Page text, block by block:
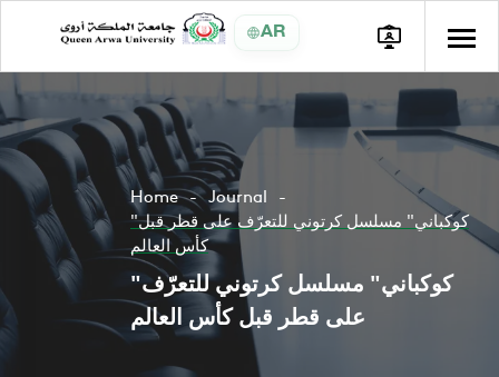
AR
Home
Journal
"كوكباني" مسلسل كرتوني للتعرّف على قطر قبل
كأس العالم
"كوكباني" مسلسل كرتوني للتعرّف
على قطر قبل كأس العالم